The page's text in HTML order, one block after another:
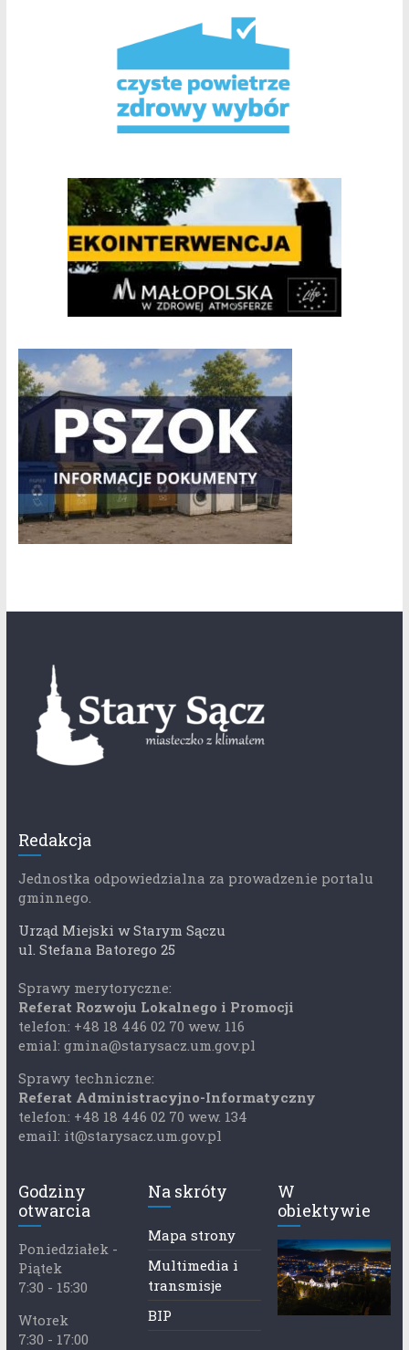
Redakcja
Jednostka odpowiedzialna za prowadzenie portalu
gminnego.
Urząd Miejski w Starym Sączu
ul. Stefana Batorego 25
Sprawy merytoryczne:
Referat Rozwoju Lokalnego i Promocji
telefon: +48 18 446 02 70 wew. 116
emial: gmina@starysacz.um.gov.pl
Sprawy techniczne:
Referat Administracyjno-Informatyczny
telefon: +48 18 446 02 70 wew. 134
email: it@starysacz.um.gov.pl
Godziny
otwarcia
Poniedziałek -
Piątek
7:30 - 15:30
Wtorek
7:30 - 17:00
Na skróty
Mapa strony
Multimedia i
transmisje
BIP
W
obiektywie